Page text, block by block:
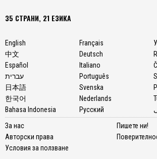
35 СТРАНИ, 21 ЕЗИКА
English
中文
Español
עברית
日本語
한국어
Bahasa Indonesia
Français
Deutsch
Italiano
Português
Svenska
Nederlands
Русский
За нас
Авторски права
Условия за ползване
Пишете ни!